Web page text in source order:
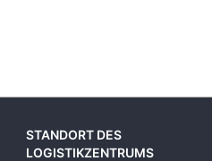
STANDORT DES
LOGISTIKZENTRUMS